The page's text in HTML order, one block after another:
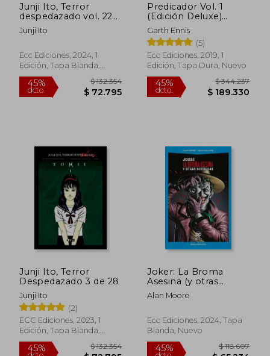
Junji Ito, Terror
despedazado vol. 22
de 28 - El umbral de
lo siniestro
Junji Ito
Ecc Ediciones, 2024, 1
Edición, Tapa Blanda,
Nuevo
Predicador Vol. 1
(Edición Deluxe)
(Segunda Edición)
(Predicador: Edición
Deluxe (O. C. ))
Garth Ennis
(5)
Ecc Ediciones, 2019, 1
Edición, Tapa Dura, Nuevo
Junji Ito, Terror
Despedazado 3 de 28
Junji Ito
(2)
ECC Ediciones, 2023, 1
Edición, Tapa Blanda,
Nuevo
Joker: La Broma
Asesina (y otras
historias)
Alan Moore
Ecc Ediciones, 2024, Tapa
Blanda, Nuevo